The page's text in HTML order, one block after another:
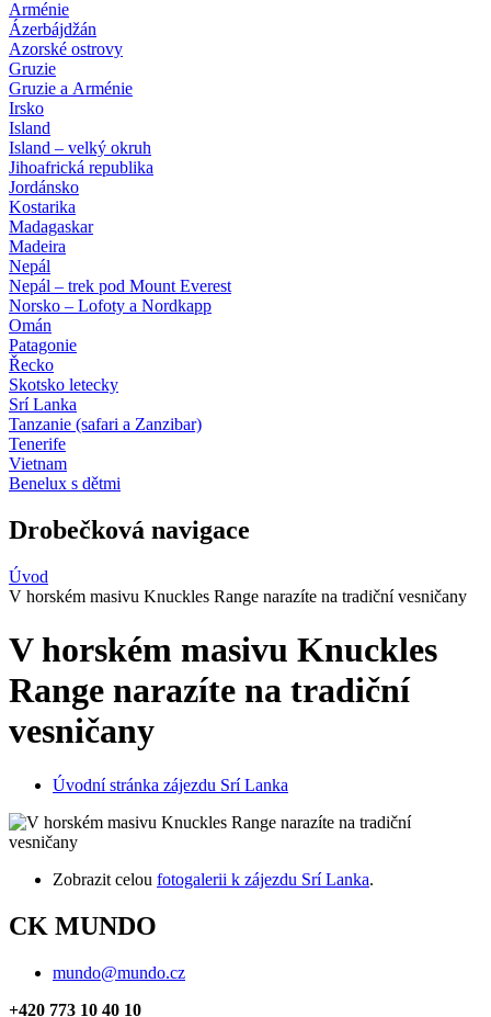
Arménie
Ázerbájdžán
Azorské ostrovy
Gruzie
Gruzie a Arménie
Irsko
Island
Island – velký okruh
Jihoafrická republika
Jordánsko
Kostarika
Madagaskar
Madeira
Nepál
Nepál – trek pod Mount Everest
Norsko – Lofoty a Nordkapp
Omán
Patagonie
Řecko
Skotsko letecky
Srí Lanka
Tanzanie (safari a Zanzibar)
Tenerife
Vietnam
Benelux s dětmi
Drobečková navigace
Úvod
V horském masivu Knuckles Range narazíte na tradiční vesničany
V horském masivu Knuckles
Range narazíte na tradiční
vesničany
Úvodní stránka zájezdu Srí Lanka
Zobrazit celou fotogalerii k zájezdu Srí Lanka.
CK MUNDO
mundo@mundo.cz
+420 773 10 40 10